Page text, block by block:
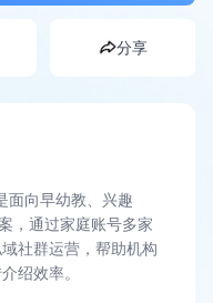
分享
面向早幼教、兴趣
，通过家庭账号多家
社群运营，帮助机构
绍效率。